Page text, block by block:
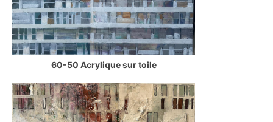
60-50 Acrylique sur toile